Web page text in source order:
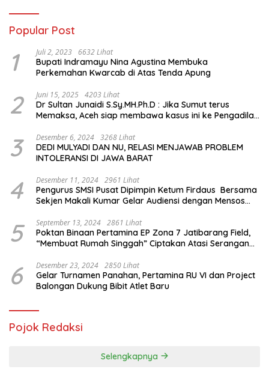
Popular Post
1 Juli 2, 2023 6632 Lihat
Bupati Indramayu Nina Agustina Membuka
Perkemahan Kwarcab di Atas Tenda Apung
2 Juni 15, 2025 4203 Lihat
Dr Sultan Junaidi S.Sy.MH.Ph.D : Jika Sumut terus
Memaksa, Aceh siap membawa kasus ini ke Pengadilan
3 Desember 6, 2024 3268 Lihat
DEDI MULYADI DAN NU, RELASI MENJAWAB PROBLEM
INTOLERANSI DI JAWA BARAT
4 Desember 11, 2024 2961 Lihat
Pengurus SMSI Pusat Dipimpin Ketum Firdaus Bersama
Sekjen Makali Kumar Gelar Audiensi dengan Mensos
5 September 13, 2024 2861 Lihat
Poktan Binaan Pertamina EP Zona 7 Jatibarang Field,
“Membuat Rumah Singgah” Ciptakan Atasi Serangan
6 Desember 23, 2024 2850 Lihat
Gelar Turnamen Panahan, Pertamina RU VI dan Project
Balongan Dukung Bibit Atlet Baru
Pojok Redaksi
Selengkapnya